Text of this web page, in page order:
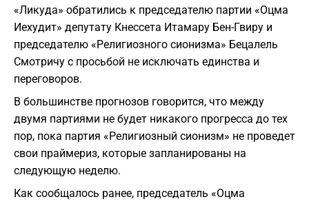
«Ликуда» обратились к председателю партии «Оцма
Иехудит» депутату Кнессета Итамару Бен-Гвиру и
председателю «Религиозного сионизма» Бецалель
Смотричу с просьбой не исключать единства и
переговоров.
В большинстве прогнозов говорится, что между
двумя партиями не будет никакого прогресса до тех
пор, пока партия «Религиозный сионизм» не проведет
свои праймериз, которые запланированы на
следующую неделю.
Как сообщалось ранее, председатель «Оцма